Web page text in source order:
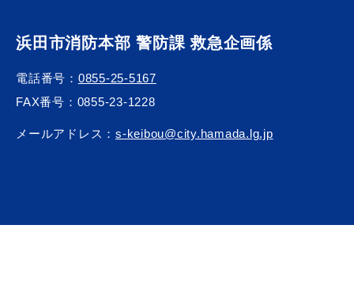
浜田市消防本部 警防課 救急企画係
電話番号： 0855-25-5167
FAX番号：0855-23-1228
メールアドレス：s-keibou@city.hamada.lg.jp